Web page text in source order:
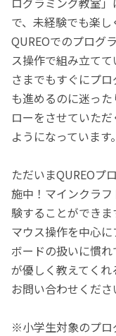
で、未経験でも楽し
QUREOでのプログ
ス操作で組み立て
さまでもすぐにプ
も進めるのに迷っ
ローをさせていた
ようになっています。
ただいまQUREOプ
施中！マインクラ
験することができま
マウス操作を中心
ボードの扱いに慣
が優しく教えてく
お問い合わせくださ
※小学生対象のプロ